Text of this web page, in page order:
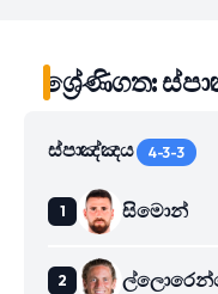
ශ්‍රේණිගත:
ස්පාඤ්ඤය 4-3-3
සිමොන්